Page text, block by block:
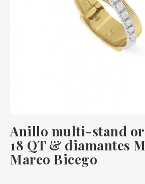
Anillo multi-stand
18 QT & diamantes
Marco Bicego